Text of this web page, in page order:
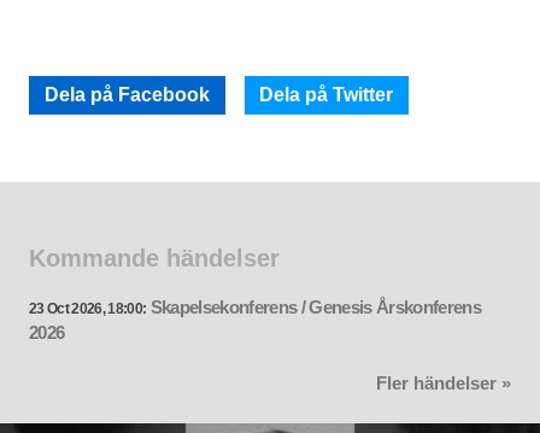
Dela på Facebook Dela på Twitter
Kommande händelser
23 Oct 2026, 18:00: Skapelsekonferens / Genesis Årskonferens
2026
Fler händelser »